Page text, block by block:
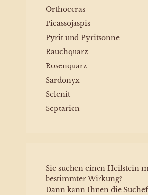
Orthoceras
Picassojaspis
Pyrit und Pyritsonne
Rauchquarz
Rosenquarz
Sardonyx
Selenit
Septarien
Sie suchen einen Heilstein
bestimmter Wirkung?
Dann kann Ihnen die